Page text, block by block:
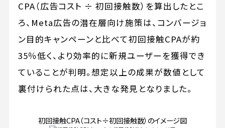
CPA（広告コスト ÷ 初回接触数）を算出したとこ
ろ、Meta広告の潜在層向け施策は、コンバージョ
ン目的キャンペーンと比べて初回接触CPAが約
35％低く、より効率的に新規ユーザーを獲得でき
ていることが判明。想定以上の成果が数値として
裏付けられた点は、大きな発見となりました。
初回接触CPA（コスト÷初回接触数）のイメージ図